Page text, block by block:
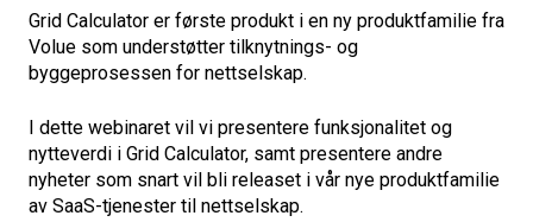
Grid Calculator er første produkt i en ny produktfamilie fra
Volue som understøtter tilknytnings- og
byggeprosessen for nettselskap.
I dette webinaret vil vi presentere funksjonalitet og
nytteverdi i Grid Calculator, samt presentere andre
nyheter som snart vil bli releaset i vår nye produktfamilie
av SaaS-tjenester til nettselskap.